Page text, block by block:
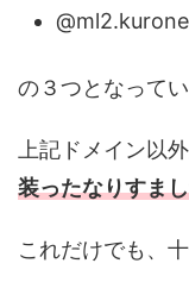
の３つとなってい
上記ドメイン以
装ったなりすま
これだけでも、